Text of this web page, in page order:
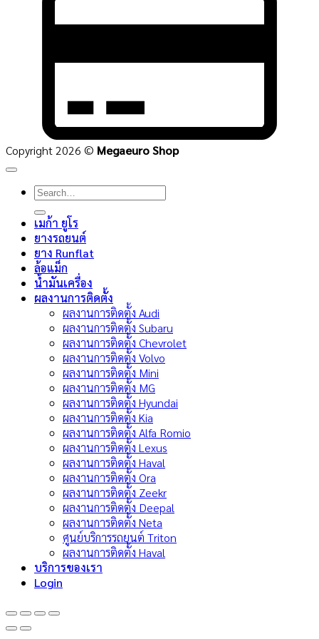
Copyright 2026 © Megaeuro Shop
Search
เมก้า ยูโร
ยางรถยนต์
ยาง Runflat
ล้อแม็ก
น้ำมันเครื่อง
ผลงานการติดตั้ง
ผลงานการติดตั้ง Audi
ผลงานการติดตั้ง Subaru
ผลงานการติดตั้ง Chevrolet
ผลงานการติดตั้ง Volvo
ผลงานการติดตั้ง Mini
ผลงานการติดตั้ง MG
ผลงานการติดตั้ง Hyundai
ผลงานการติดตั้ง Kia
ผลงานการติดตั้ง Alfa Romio
ผลงานการติดตั้ง Lexus
ผลงานการติดตั้ง Haval
ผลงานการติดตั้ง Ora
ผลงานการติดตั้ง Zeekr
ผลงานการติดตั้ง Deepal
ผลงานการติดตั้ง Neta
ศูนย์บริการรถยนต์ Triton
ผลงานการติดตั้ง Haval
บริการของเรา
Login